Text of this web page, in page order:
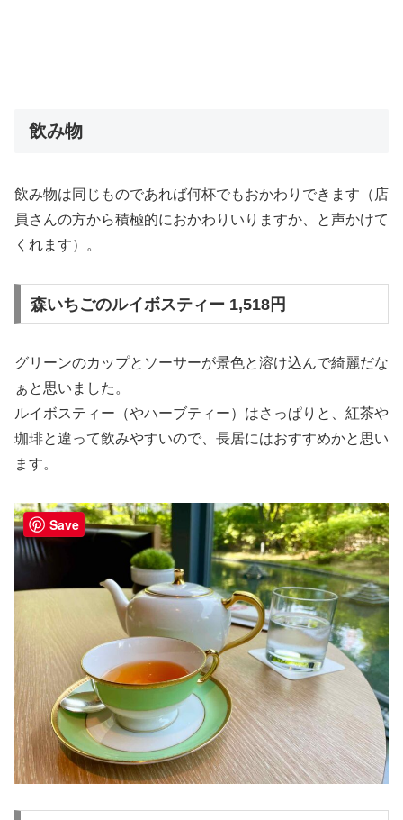
飲み物
飲み物は同じものであれば何杯でもおかわりできます（店
員さんの方から積極的におかわりいりますか、と声かけて
くれます）。
森いちごのルイボスティー 1,518円
グリーンのカップとソーサーが景色と溶け込んで綺麗だな
ぁと思いました。
ルイボスティー（やハーブティー）はさっぱりと、紅茶や
珈琲と違って飲みやすいので、長居にはおすすめかと思い
ます。
Save